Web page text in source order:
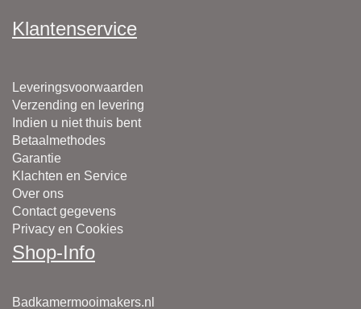
Klantenservice
Leveringsvoorwaarden
Verzending en levering
Indien u niet thuis bent
Betaalmethodes
Garantie
Klachten en Service
Over ons
Contact gegevens
Privacy en Cookies
Shop-Info
Badkamermooimakers.nl